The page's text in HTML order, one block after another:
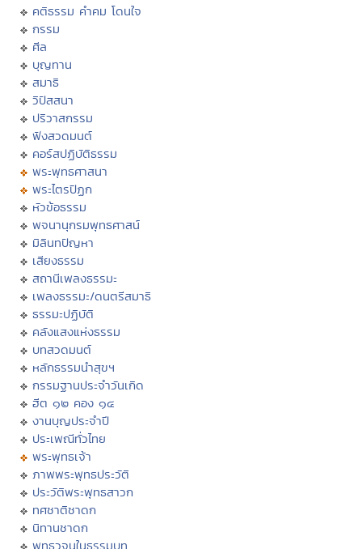
คติธรรม คำคม โดนใจ
กรรม
ศีล
บุญทาน
สมาธิ
วิปัสสนา
ปริวาสกรรม
ฟังสวดมนต์
คอร์สปฏิบัติธรรม
พระพุทธศาสนา
พระไตรปิฏก
หัวข้อธรรม
พจนานุกรมพุทธศาสน์
มิลินทปัญหา
เสียงธรรม
สถานีเพลงธรรมะ
เพลงธรรมะ/ดนตรีสมาธิ
ธรรมะปฏิบัติ
คลังแสงแห่งธรรม
บทสวดมนต์
หลักธรรมนำสุขฯ
กรรมฐานประจำวันเกิด
ฮีต ๑๒ คอง ๑๔
งานบุญประจำปี
ประเพณีทั่วไทย
พระพุทธเจ้า
ภาพพระพุทธประวัติ
ประวัติพระพุทธสาวก
ทศชาติชาดก
นิทานชาดก
พุทธวจนในธรรมบท